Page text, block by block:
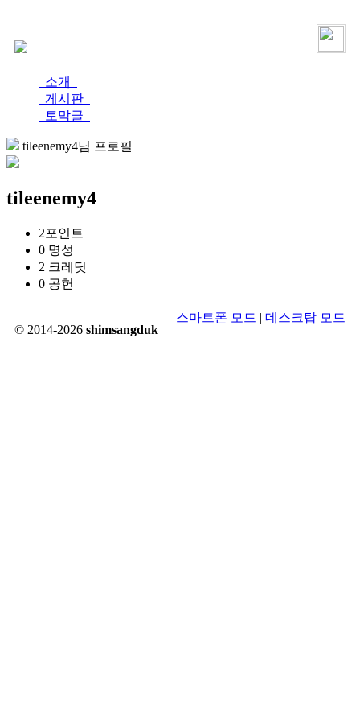
소개
게시판
토막글
tileenemy4님 프로필
tileenemy4
2포인트
0 명성
2 크레딧
0 공헌
© 2014-2026 shimsangduk
스마트폰 모드 | 데스크탑 모드